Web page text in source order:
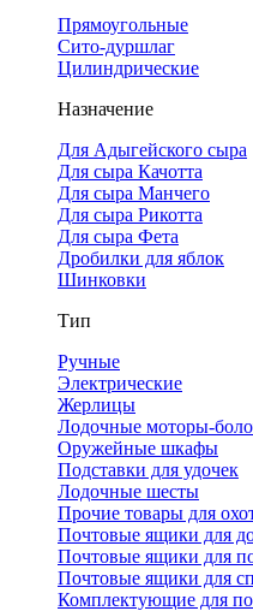
Прямоугольные
Сито-дуршлаг
Цилиндрические
Назначение
Для Адыгейского сыра
Для сыра Качотта
Для сыра Манчего
Для сыра Рикотта
Для сыра Фета
Дробилки для яблок
Шинковки
Тип
Ручные
Электрические
Жерлицы
Лодочные моторы-
Оружейные шкафы
Подставки для удочек
Лодочные шесты
Прочие товары для
Почтовые ящики для
Почтовые ящики для
Почтовые ящики для
Комплектующие для